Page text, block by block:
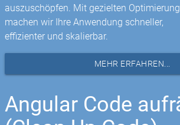
auszuschöpfen. Mit gezielten
machen wir Ihre Anwendung schneller,
effizienter und skalierbar.
MEHR ERFAHREN...
Angular Code